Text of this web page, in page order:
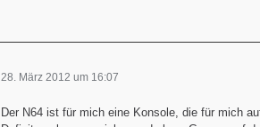
28. März 2012 um 16:07
Der N64 ist für mich eine Konsole, die für mich